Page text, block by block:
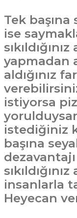
Tek
ise
yapmadan
aldığınız
istiyorsa
istediğiniz
başına
insanlarla
Heyecan